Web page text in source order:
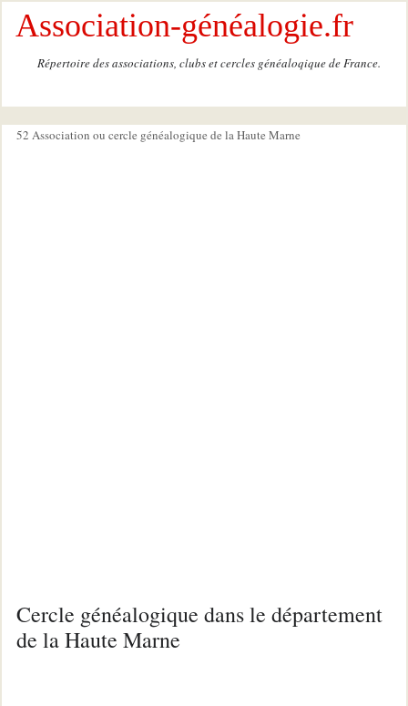
Association-généalogie.fr
Répertoire des associations, clubs et cercles généaloqique de France.
52 Association ou cercle généalogique de la Haute Marne
Cercle généalogique dans le département
de la Haute Marne